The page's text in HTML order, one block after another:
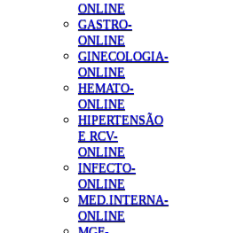
ONLINE
GASTRO-
ONLINE
GINECOLOGIA-
ONLINE
HEMATO-
ONLINE
HIPERTENSÃO
E RCV-
ONLINE
INFECTO-
ONLINE
MED.INTERNA-
ONLINE